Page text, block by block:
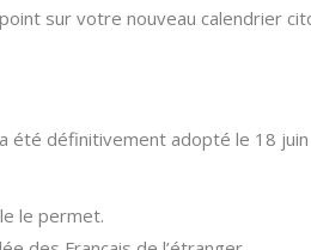
sur votre nouveau calendrier
été définitivement adopté le 18 juin
le permet.